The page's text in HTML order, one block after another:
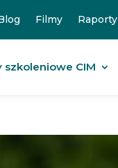
Filmy Raporty
szkoleniowe CIM